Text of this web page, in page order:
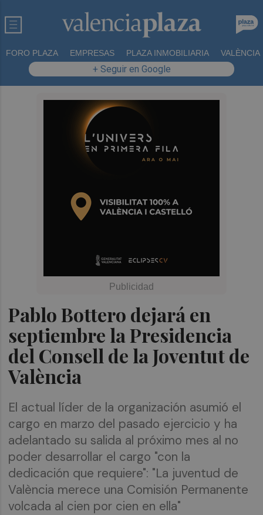
FORO PLAZA EMPRESAS PLAZA INMOBILIARIA VALÈNCIA
+ Seguir en Google
Pablo Bottero dejará en
septiembre la Presidencia
del Consell de la Joventut de
València
El actual líder de la organización asumió el
cargo en marzo del pasado ejercicio y ha
adelantado su salida al próximo mes al no
poder desarrollar el cargo "con la
dedicación que requiere": "La juventud de
València merece una Comisión Permanente
volcada al cien por cien en ella"